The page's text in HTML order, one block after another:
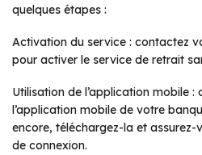
quelques étapes :
Activation du service : contactez
pour activer le service de retrait
Utilisation de l’application mobile :
l’application mobile de votre
encore, téléchargez-la et assurez-
de connexion.